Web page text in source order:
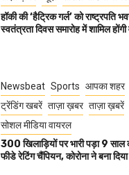
हॉकी की ‘हैट्रिक गर्ल’ को राष्ट्रपति
स्वतंत्रता दिवस समारोह में शामिल होंगी
Newsbeat Sports आपका शहर
ट्रेंडिंग खबरें ताज़ा ख़बर ताज़ा ख़बरें
सोशल मीडिया वायरल
300 खिलाड़ियों पर भारी पड़ा 9 साल
फीडे रेटिंग चैंपियन, कोरोना ने बना